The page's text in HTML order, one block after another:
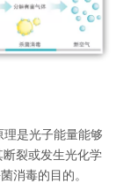
是光子能量能够
裂或发生光化学
消毒的目的。